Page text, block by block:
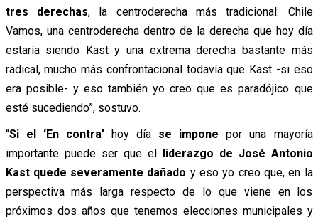
tres derechas, la centroderecha más tradicional: Chile
Vamos, una centroderecha dentro de la derecha que hoy día
estaría siendo Kast y una extrema derecha bastante más
radical, mucho más confrontacional todavía que Kast -si eso
era posible- y eso también yo creo que es paradójico que
esté sucediendo”, sostuvo.
“Si el ‘En contra’hoy día se impone por una mayoría
importante puede ser que elliderazgo de José Antonio
Kast quede severamente dañado y eso yo creo que, en la
perspectiva más larga respecto de lo que viene en los
próximos dos años que tenemos elecciones municipales y